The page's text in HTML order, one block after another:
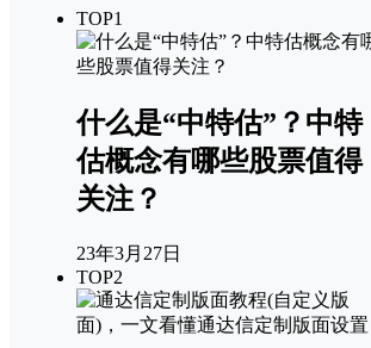
TOP1
什么是“中特估”？中特
估概念有哪些股票值得
关注？
23年3月27日
TOP2